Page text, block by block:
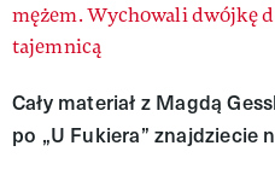
mężem. Wychowali dwójkę
tajemnicą
Cały materiał z Magdą
po „U Fukiera” znajdziecie